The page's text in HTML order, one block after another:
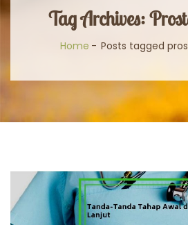
Tag Archives:
Home Posts tagged